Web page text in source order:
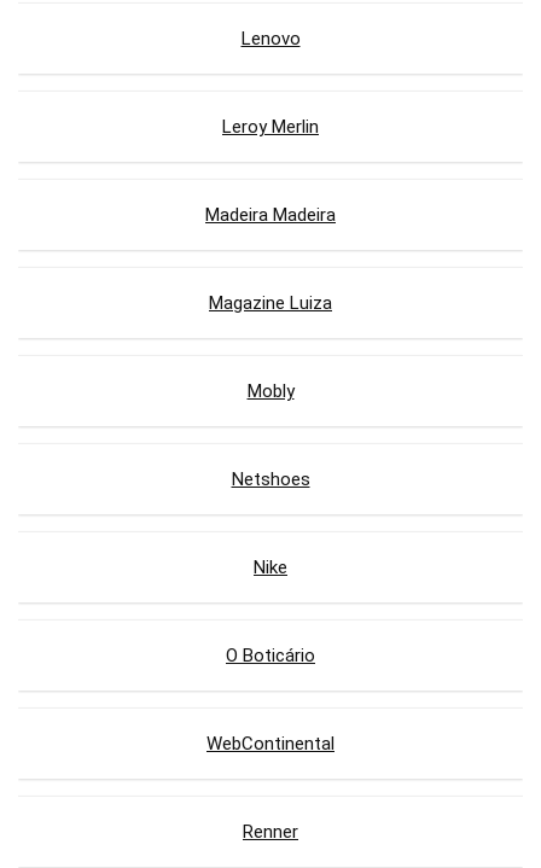
Lenovo
Leroy Merlin
Madeira Madeira
Magazine Luiza
Mobly
Netshoes
Nike
O Boticário
WebContinental
Renner